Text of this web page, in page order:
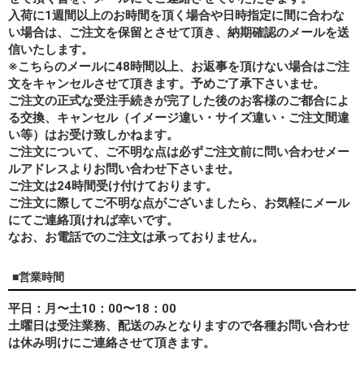
入荷に1週間以上のお時間を頂く場合や日時指定に間に合わな
い場合は、ご注文を保留とさせて頂き、納期確認のメールを送
信いたします。
※こちらのメールに48時間以上、お返事を頂けない場合はご注
文をキャンセルさせて頂きます。予めご了承下さいませ。
ご注文の正式な受注手続きが完了した後のお客様のご都合によ
る交換、キャンセル（イメージ違い・サイズ違い・ご注文間違
い等）はお受け致しかねます。
ご注文について、ご不明な点は必ずご注文前に問い合わせメー
ルアドレスよりお問い合わせ下さいませ。
ご注文は24時間受け付けております。
ご注文に際してご不明な点がございましたら、お気軽にメール
にてご連絡頂ければ幸いです。
なお、 お電話でのご注文は承っておりません。
■営業時間
平日：月〜土10：00〜18：00
土曜日は受注業務、配送のみとなりますので各種お問い合わせ
は休み明けにご連絡させて頂きます。